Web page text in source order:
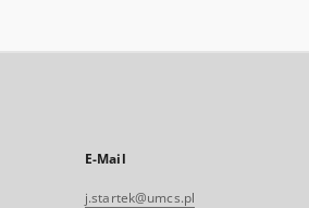
E-Mail
j.startek@umcs.pl